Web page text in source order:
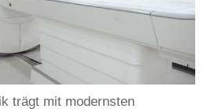
trägt mit modernsten